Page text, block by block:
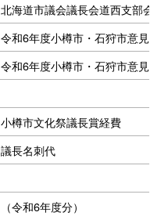
北海道市議会議長会道西支部会
令和6年度小樽市・石狩市意見
令和6年度小樽市・石狩市意見
小樽市文化祭議長賞経費
議長名刺代
（令和6年度分）